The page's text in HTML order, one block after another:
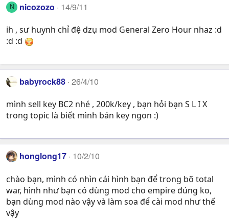
N nicozozo 14/9/11
ih , sư huynh chỉ đệ dzụ mod General Zero Hour nhaz :d
:d :d
babyrock88 26/4/10
mình sell key BC2 nhé , 200k/key , bạn hỏi bạn S L I X
trong topic là biết mình bán key ngon :)
honglong17 10/2/10
chào bạn, mình có nhìn cái hình bạn để trong bõ total
war, hình như bạn có dùng mod cho empire đúng ko,
bạn dùng mod nào vậy và làm soa để cài mod như thế
vậy